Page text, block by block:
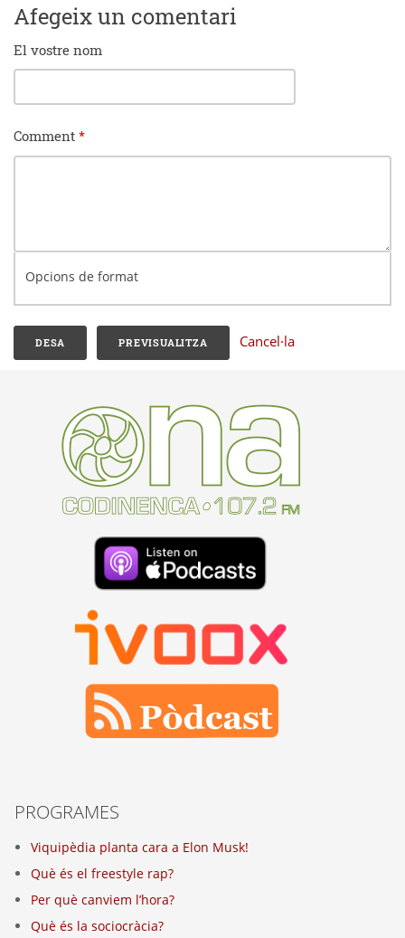
Afegeix un comentari
El vostre nom
Comment *
Opcions de format
Cancel·la
PROGRAMES
Viquipèdia planta cara a Elon Musk!
Què és el freestyle rap?
Per què canviem l’hora?
Què és la sociocràcia?